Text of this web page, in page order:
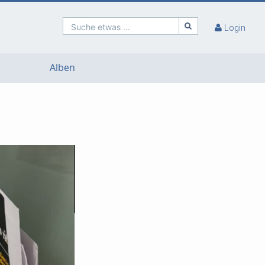
Suche etwas ... Login
Alben